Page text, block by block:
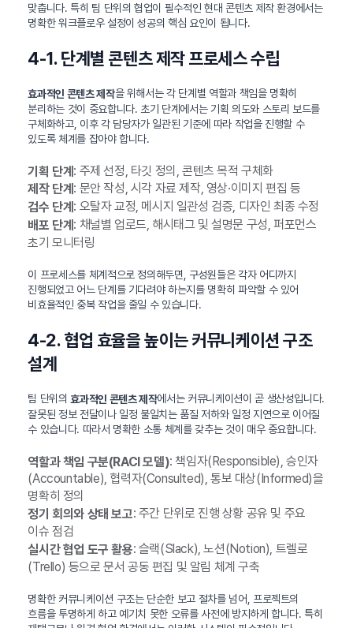
맞춥니다. 특히 팀 단위의 협업이 필수적인 현대 콘텐츠 제작 환경에서는
명확한 워크플로우 설정이 성공의 핵심 요인이 됩니다.
4-1. 단계별 콘텐츠 제작 프로세스 수립
효과적인 콘텐츠 제작을 위해서는 각 단계별 역할과 책임을 명확히
분리하는 것이 중요합니다. 초기 단계에서는 기획 의도와 스토리 보드를
구체화하고, 이후 각 담당자가 일관된 기준에 따라 작업을 진행할 수
있도록 체계를 잡아야 합니다.
기획 단계 : 주제 선정, 타깃 정의, 콘텐츠 목적 구체화
제작 단계 : 문안 작성, 시각 자료 제작, 영상·이미지 편집 등
검수 단계 : 오탈자 교정, 메시지 일관성 검증, 디자인 최종 수정
배포 단계 : 채널별 업로드, 해시태그 및 설명문 구성, 퍼포먼스
초기 모니터링
이 프로세스를 체계적으로 정의해두면, 구성원들은 각자 어디까지
진행되었고 어느 단계를 기다려야 하는지를 명확히 파악할 수 있어
비효율적인 중복 작업을 줄일 수 있습니다.
4-2. 협업 효율을 높이는 커뮤니케이션 구조
설계
팀 단위의 효과적인 콘텐츠 제작에서는 커뮤니케이션이 곧 생산성입니다.
잘못된 정보 전달이나 일정 불일치는 품질 저하와 일정 지연으로 이어질
수 있습니다. 따라서 명확한 소통 체계를 갖추는 것이 매우 중요합니다.
역할과 책임 구분(RACI 모델): 책임자(Responsible), 승인자
(Accountable), 협력자(Consulted), 통보 대상(Informed)을
명확히 정의
정기 회의와 상태 보고: 주간 단위로 진행 상황 공유 및 주요
이슈 점검
실시간 협업 도구 활용: 슬랙(Slack), 노션(Notion), 트렐로
(Trello) 등으로 문서 공동 편집 및 알림 체계 구축
명확한 커뮤니케이션 구조는 단순한 보고 절차를 넘어, 프로젝트의
흐름을 투명하게 하고 예기치 못한 오류를 사전에 방지하게 합니다. 특히